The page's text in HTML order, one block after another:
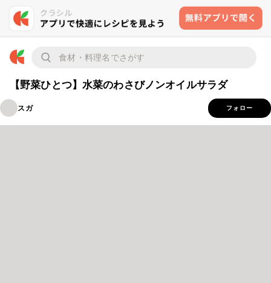
【野菜ひとつ】水菜のわさびノンオイルサラダ
スガ フォロー